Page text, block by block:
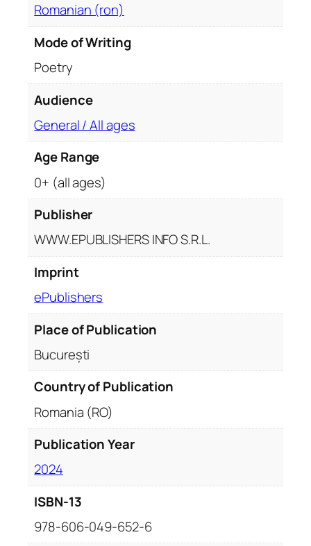
Romanian (ron)
Mode of Writing
Poetry
Audience
General / All ages
Age Range
0+ (all ages)
Publisher
WWW.EPUBLISHERS INFO S.R.L.
Imprint
ePublishers
Place of Publication
București
Country of Publication
Romania (RO)
Publication Year
2024
ISBN-13
978-606-049-652-6